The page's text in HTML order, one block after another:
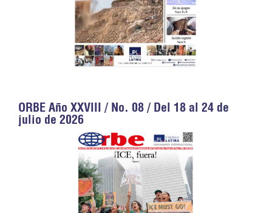
ORBE Año XXVIII / No. 08 / Del 18 al 24 de
julio de 2026